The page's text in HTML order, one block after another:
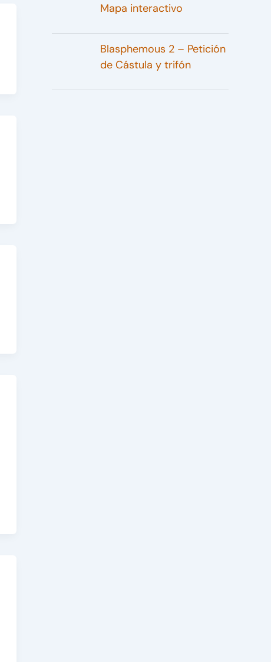
Mapa interactivo
Blasphemous 2 – Petición
de Cástula y trifón